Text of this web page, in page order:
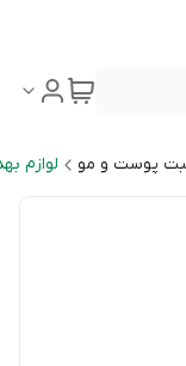
پوست و مو لوازم